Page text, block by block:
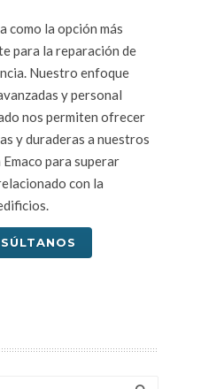
como la opción más
para la reparación de
Nuestro enfoque
y personal
nos permiten ofrecer
y duraderas a nuestros
para superar
con la